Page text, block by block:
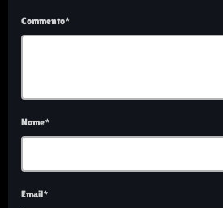
Commento*
Nome*
Email*